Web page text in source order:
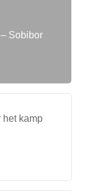
Sobibor
het kamp